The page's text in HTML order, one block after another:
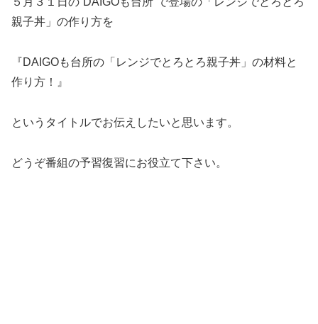
親子丼」の作り方を
『DAIGOも台所の「レンジでとろとろ親子丼」の材料と
作り方！』
というタイトルでお伝えしたいと思います。
どうぞ番組の予習復習にお役立て下さい。